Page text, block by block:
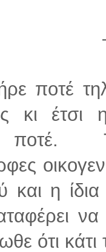
ποτέ
κι
η ίδια
να
ότι κάτι